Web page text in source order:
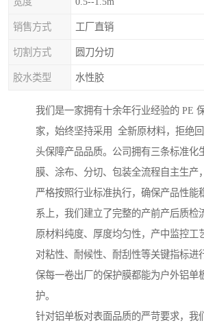
销售方式 工厂直销
切割方式 圆刀分切
胶水类型 水性胶
我们是一家拥有十余年行业经验的 PE
家，始终坚持采用 全新原材料，拒绝
头保障产品品质。公司拥有三条标准化
膜、涂布、分切、包装全流程自主生产
严格按照行业标准执行，确保产品性能
系上，我们建立了完整的产前产后质检
原材料纯度、厚度均匀性，产中监控工
对粘性、耐候性、耐刮性等关键指标进
保每一卷出厂的保护膜都能为户外铝单
护。
针对铝单板对表面品质的严苛要求，我